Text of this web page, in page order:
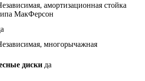
амортизационная стойка
МакФерсон
многорычажная
диски да